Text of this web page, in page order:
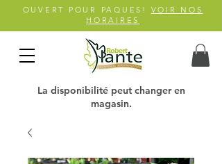
OUVERT POUR PAQUES! VOIR NOS
HORAIRES
La disponibilité peut changer en
magasin.